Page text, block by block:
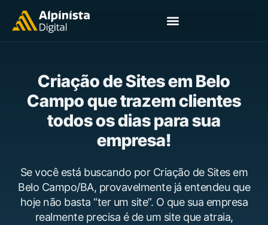
Criação de Sites em Belo
Campo que trazem clientes
todos os dias para sua
empresa!
Se você está buscando por Criação de Sites em
Belo Campo/BA, provavelmente já entendeu que
hoje não basta “ter um site”. O que sua empresa
realmente precisa é de um site que atraia,